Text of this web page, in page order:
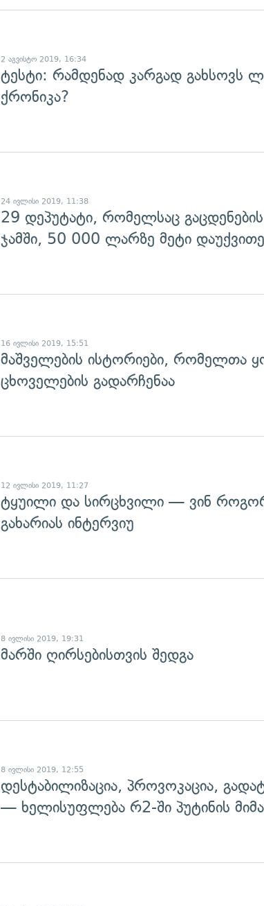
2 აგვისტო 2019, 16:34
ტესტი: რამდენად კარგად გახსოვს
ქრონიკა?
24 ივლისი 2019, 11:38
29 დეპუტატი, რომელსაც
ჯამში, 50 000 ლარზე მეტი
16 ივლისი 2019, 15:51
მაშველების ისტორიები, რომელთა
ცხოველების გადარჩენაა
12 ივლისი 2019, 11:27
ტყუილი და სირცხვილი — ვინ
გახარიას ინტერვიუ
8 ივლისი 2019, 19:31
მარში ღირსებისთვის შედგა
8 ივლისი 2019, 12:55
დესტაბილიზაცია, პროვოკაცია,
— ხელისუფლება რ2-ში პუტინის